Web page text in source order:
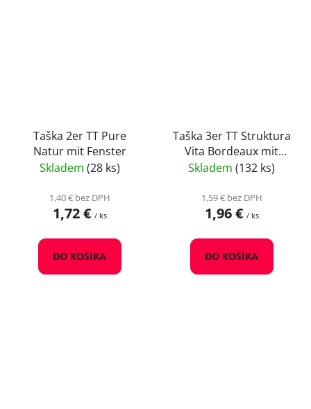
Taška 2er TT Pure
Natur mit Fenster
Skladem (28 ks)
1,40 € bez DPH
1,72 € / ks
DO KOŠÍKA
Taška 3er TT Struktura
Vita Bordeaux mit
Fenster
Skladem (132 ks)
1,59 € bez DPH
1,96 € / ks
DO KOŠÍKA